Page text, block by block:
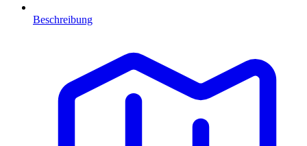
Beschreibung